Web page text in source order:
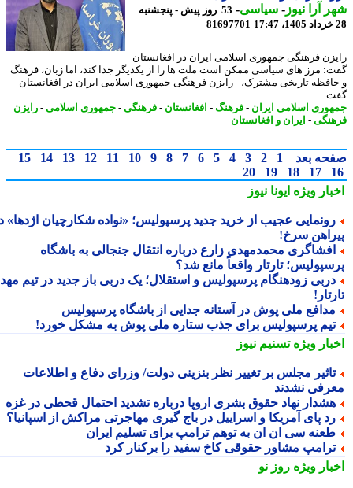
آرا نیوز-سیاسی-
53 روز پیش - پنجشنبه
81697701
فرهنگی جمهوری اسلامی ایران در افغانستان
مرز های سیاسی ممکن است ملت ها را از یکدیگر جدا کند، اما زبان، فرهنگ
تاریخی مشترک، - رایزن فرهنگی جمهوری اسلامی ایران در افغانستان
اسلامی ایران - فرهنگ -افغانستان-فرهنگی-جمهوری اسلامی-رایزن
-ایران و افغانستان
بعد 1
2
3
4
5
6
7
8
9
10
11
12
13
14
15
17
18
19
20
ویژهایونا نیوز
عجیب از خرید جدید پرسپولیس؛ «نواده شکارچیان اژدها» در
سرخ!
محمدمهدی زارع درباره انتقال جنجالی به باشگاه
تارتار واقعاً مانع شد؟
زودهنگام پرسپولیس و استقلال؛ یک دربی باز جدید در تیم مهدی
ملی پوش در آستانه جدایی از باشگاه پرسپولیس
پرسپولیس برای جذب ستاره ملی پوش به مشکل خورد!
ویژهتسنیم نیوز
مجلس بر تغییر نظر بنزینی دولت/ وزرای دفاع و اطلاعات
نشدند
نهاد حقوق بشری اروپا درباره تشدید احتمال قحطی در غزه
پای آمریکا و اسراییل در باج گیری مهاجرتی مراکش از اسپانیا؟
سی ان ان به توهم ترامپ برای تسلیم ایران
مشاور حقوقی کاخ سفید را برکنار کرد
ویژهروز نو